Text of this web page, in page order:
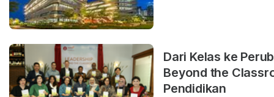
Dari Kelas ke
Beyond the
Pendidikan